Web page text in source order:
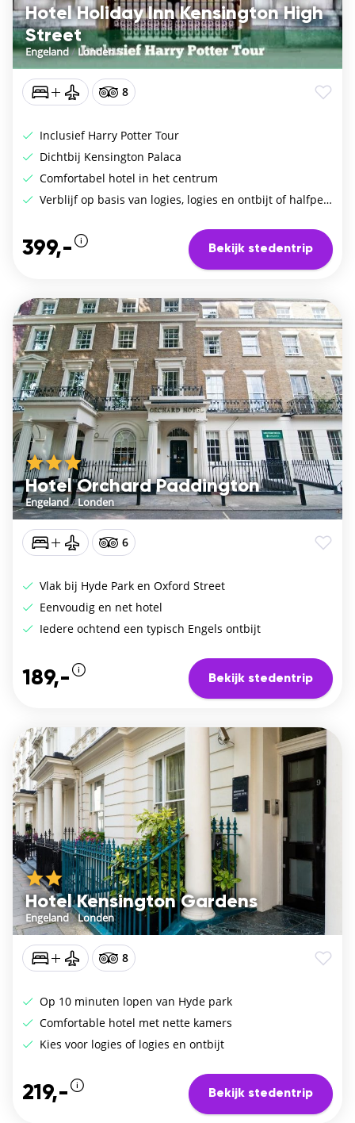
Hotel Holiday Inn Kensington High
Street
Engeland/Londen
8
Inclusief Harry Potter Tour
Dichtbij Kensington Palaca
Comfortabel hotel in het centrum
Verblijf op basis van logies, logies en ontbijt of halfpension
399,- Bekijk stedentrip
Hotel Orchard Paddington
Engeland/Londen
6
Vlak bij Hyde Park en Oxford Street
Eenvoudig en net hotel
Iedere ochtend een typisch Engels ontbijt
189,- Bekijk stedentrip
Hotel Kensington Gardens
Engeland/Londen
8
Op 10 minuten lopen van Hyde park
Comfortable hotel met nette kamers
Kies voor logies of logies en ontbijt
219,- Bekijk stedentrip